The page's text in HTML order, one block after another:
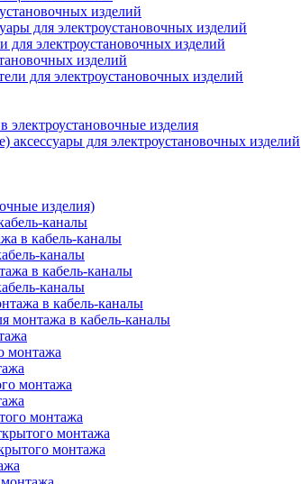
изделий
для электроустановочных изделий
для электроустановочных изделий
изделий
для электроустановочных изделий
электроустановочные изделия
аксессуары для электроустановочных изделий
изделия)
каналы
в кабель-каналы
каналы
в кабель-каналы
каналы
в кабель-каналы
монтажа в кабель-каналы
монтажа
монтажа
монтажа
монтажа
монтажа